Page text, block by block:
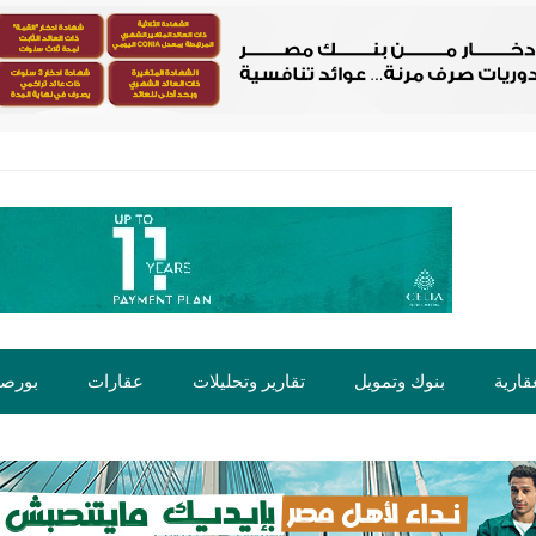
بنوك وتمويل تقارير وتحليلات عقارات